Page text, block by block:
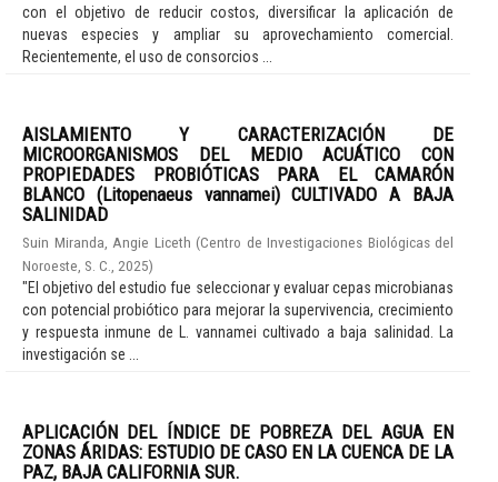
con el objetivo de reducir costos, diversificar la aplicación de
nuevas especies y ampliar su aprovechamiento comercial.
Recientemente, el uso de consorcios ...
AISLAMIENTO Y CARACTERIZACIÓN DE
MICROORGANISMOS DEL MEDIO ACUÁTICO CON
PROPIEDADES PROBIÓTICAS PARA EL CAMARÓN
BLANCO (Litopenaeus vannamei) CULTIVADO A BAJA
SALINIDAD
Suin Miranda, Angie Liceth (Centro de Investigaciones Biológicas del
Noroeste, S. C.
2025)
"El objetivo del estudio fue seleccionar y evaluar cepas microbianas
con potencial probiótico para mejorar la supervivencia, crecimiento
y respuesta inmune de L. vannamei cultivado a baja salinidad. La
investigación se ...
APLICACIÓN DEL ÍNDICE DE POBREZA DEL AGUA EN
ZONAS ÁRIDAS: ESTUDIO DE CASO EN LA CUENCA DE LA
PAZ, BAJA CALIFORNIA SUR.